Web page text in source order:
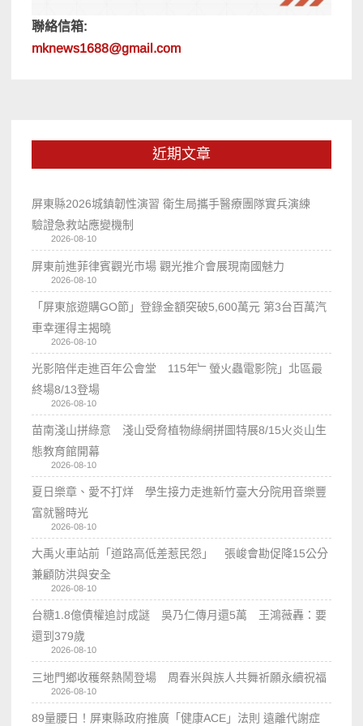
聯絡信箱:
mknews1688@gmail.com
近期文章
屏東縣2026城鎮韌性演習 衛生局攜手醫療團隊實兵演練
驗證急救站應變機制
2026-08-10
屏東前進菲律賓觀光市場 觀光推介會展現南國魅力
2026-08-10
「屏東旅遊購GO節」登錄金額突破5,600萬元 第3台百萬汽
車幸運得主揭曉
2026-08-10
光影陪伴走進百年公會堂 115年﹂螢火蟲電影院」北區最
終場8/13登場
2026-08-10
苗南淺山拼綠意 淺山受脅植物綠網拼圖特展8/15火炎山生
態教育館開幕
2026-08-10
夏日樂章、愛不打烊 學生接力走進新竹臺大分院用音樂豐
富就醫時光
2026-08-10
大禹火車站前「道路高低差惹民怨」 張峻會勘促降15公分
兼顧防洪與安全
2026-08-10
台糖1.8億債權追討成謎 吳乃仁傳月還5萬 王鴻薇轟：要
還到379歲
2026-08-10
三地門鄉收穫祭熱鬧登場 周春米與族人共舞祈願永續祝福
2026-08-10
89量腰日！屏東縣政府推廣「健康ACE」法則 遠離代謝症